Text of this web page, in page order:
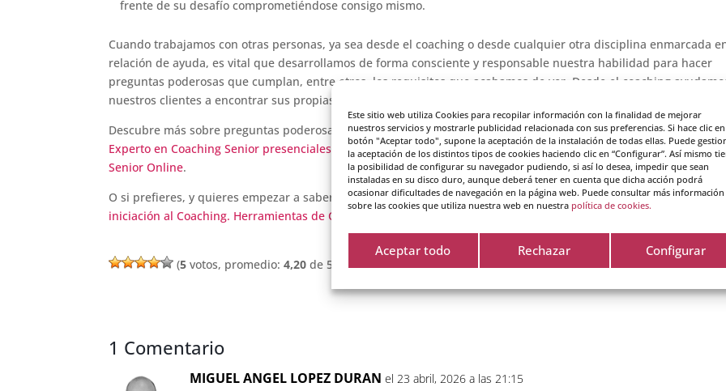
Este sitio web utiliza Cookies para recopilar información con la finalidad de mejorar
nuestros servicios y mostrarle publicidad relacionada con sus preferencias. Si hace clic
botón "Aceptar todo", supone la aceptación de la instalación de todas ellas. Puede
la aceptación de los distintos tipos de cookies haciendo clic en “Configurar”. Así mismo
la posibilidad de configurar su navegador pudiendo, si así lo desea, impedir que sean
instaladas en su disco duro, aunque deberá tener en cuenta que dicha acción podrá
ocasionar dificultades de navegación en la página web. Puede consultar más información
sobre las cookies que utiliza nuestra web en nuestra política de cookies.
Aceptar todo Rechazar Configurar
frente de su desafío comprometiéndose consigo mismo.
Cuando trabajamos con otras personas, ya sea desde el coaching o desde cualquier otra disciplina enmarcada
relación de ayuda, es vital que desarrollamos de forma consciente y responsable nuestra habilidad para hacer
preguntas poderosas que cumplan, entre otros, los requisitos que acabamos de ver. Desde el coaching
nuestros clientes a encontrar sus propias respuestas, enseñándoles a hacerse preguntas a través de nuestro
Descubre más sobre preguntas poderosas, cómo hacerlas y cómo ser coach, en nuestrasCertificaciones
Experto en Coaching Senior presenciales en Madrido en nuestrasCertificaciones Especialista y Experto en
Senior Online.
O si prefieres, y quieres empezar a saber que te puede ofrecer el coaching te puede interesar nuestro Curso
iniciación al Coaching. Herramientas de Coaching Para Tod@s
(5 votos, promedio:4,20 de 5)
1 Comentario
MIGUEL ANGEL LOPEZ DURAN el 23 abril, 2026 a las 21:15